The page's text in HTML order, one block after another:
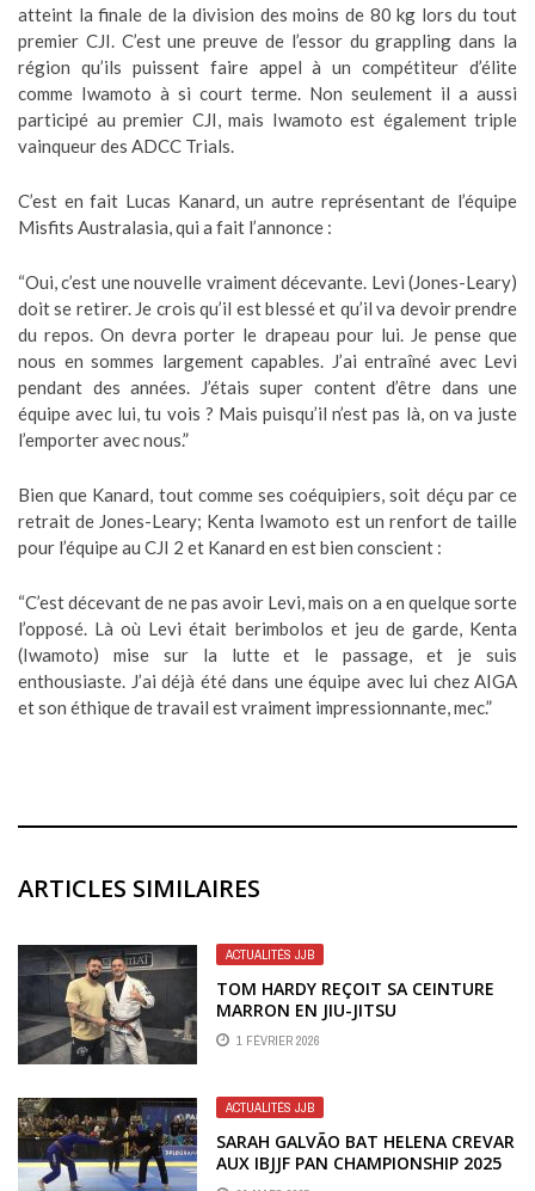
atteint la finale de la division des moins de 80 kg lors du tout
premier CJI. C’est une preuve de l’essor du grappling dans la
région qu’ils puissent faire appel à un compétiteur d’élite
comme Iwamoto à si court terme. Non seulement il a aussi
participé au premier CJI, mais Iwamoto est également triple
vainqueur des ADCC Trials.
C’est en fait Lucas Kanard, un autre représentant de l’équipe
Misfits Australasia, qui a fait l’annonce :
“Oui, c’est une nouvelle vraiment décevante. Levi (Jones-Leary)
doit se retirer. Je crois qu’il est blessé et qu’il va devoir prendre
du repos. On devra porter le drapeau pour lui. Je pense que
nous en sommes largement capables. J’ai entraîné avec Levi
pendant des années. J’étais super content d’être dans une
équipe avec lui, tu vois ? Mais puisqu’il n’est pas là, on va juste
l’emporter avec nous.”
Bien que Kanard, tout comme ses coéquipiers, soit déçu par ce
retrait de Jones-Leary; Kenta Iwamoto est un renfort de taille
pour l’équipe au CJI 2 et Kanard en est bien conscient :
“C’est décevant de ne pas avoir Levi, mais on a en quelque sorte
l’opposé. Là où Levi était berimbolos et jeu de garde, Kenta
(Iwamoto) mise sur la lutte et le passage, et je suis
enthousiaste. J’ai déjà été dans une équipe avec lui chez AIGA
et son éthique de travail est vraiment impressionnante, mec.”
ARTICLES SIMILAIRES
ACTUALITÉS JJB
TOM HARDY REÇOIT SA CEINTURE
MARRON EN JIU-JITSU
1 FÉVRIER 2026
ACTUALITÉS JJB
SARAH GALVÃO BAT HELENA CREVAR
AUX IBJJF PAN CHAMPIONSHIP 2025